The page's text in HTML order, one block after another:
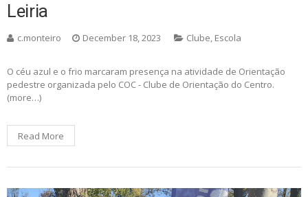
Leiria
c.monteiro December 18, 2023 Clube, Escola
O céu azul e o frio marcaram presença na atividade de Orientação
pedestre organizada pelo COC - Clube de Orientação do Centro.
(more…)
Read More